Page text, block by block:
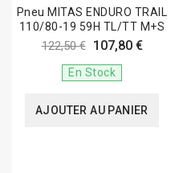
Pneu MITAS ENDURO TRAIL
110/80-19 59H TL/TT M+S
122,50 € 107,80 €
En Stock
AJOUTER AU PANIER